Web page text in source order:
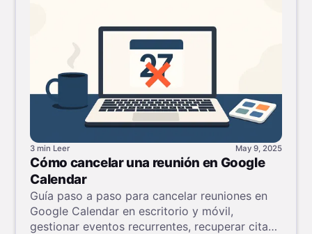
3 min Leer May 9, 2025
Cómo cancelar una reunión en Google
Calendar
Guía paso a paso para cancelar reuniones en
Google Calendar en escritorio y móvil,
gestionar eventos recurrentes, recuperar citas